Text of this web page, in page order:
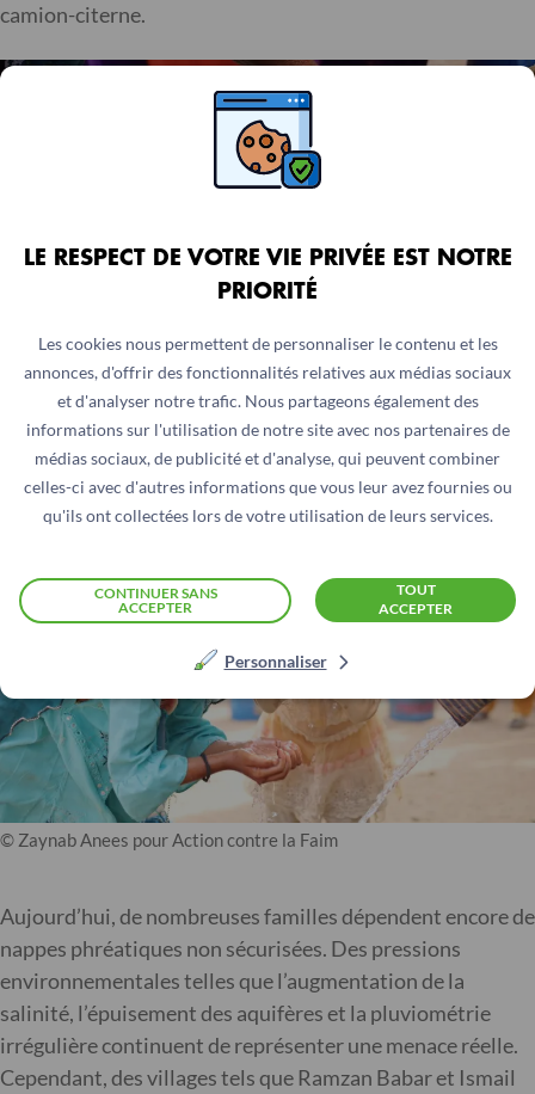
LE RESPECT DE VOTRE VIE PRIVÉE EST NOTRE
PRIORITÉ
Les cookies nous permettent de personnaliser le contenu et les
annonces, d'offrir des fonctionnalités relatives aux médias sociaux
et d'analyser notre trafic. Nous partageons également des
informations sur l'utilisation de notre site avec nos partenaires de
médias sociaux, de publicité et d'analyse, qui peuvent combiner
celles-ci avec d'autres informations que vous leur avez fournies ou
qu'ils ont collectées lors de votre utilisation de leurs services.
TOUT
ACCEPTER
CONTINUER SANS
ACCEPTER
Personnaliser
camion-citerne.
© Zaynab Anees pour Action contre la Faim
© Zaynab Anees pour Action contre la Faim
Aujourd’hui, de nombreuses familles dépendent encore de
nappes phréatiques non sécurisées. Des pressions
environnementales telles que l’augmentation de la
salinité, l’épuisement des aquifères et la pluviométrie
irrégulière continuent de représenter une menace réelle.
Cependant, des villages tels que Ramzan Babar et Ismail